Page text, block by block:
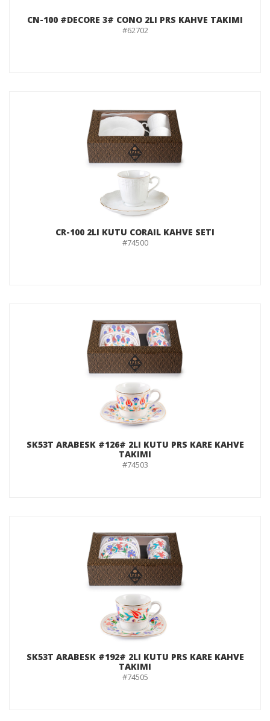
CN-100 #DECORE 3# CONO 2LI PRS KAHVE TAKIMI
#62702
CR-100 2LI KUTU CORAIL KAHVE SETI
#74500
SK53T ARABESK #126# 2LI KUTU PRS KARE KAHVE
TAKIMI
#74503
SK53T ARABESK #192# 2LI KUTU PRS KARE KAHVE
TAKIMI
#74505